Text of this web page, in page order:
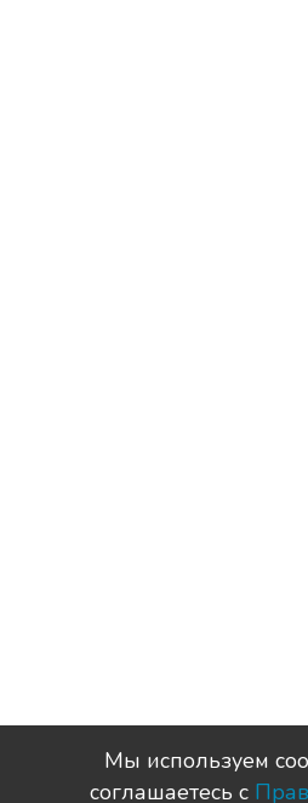
Мы используем
соглашаетесь с